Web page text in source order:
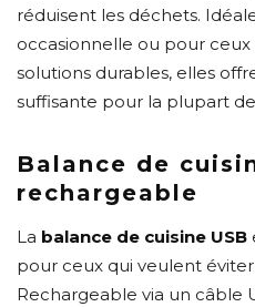
réduisent les déchets.
occasionnelle ou pour
solutions durables, elles
suffisante pour la plupart
Balance de
rechargeable
La balance de cuisine USB
pour ceux qui veulent
Rechargeable via un câble